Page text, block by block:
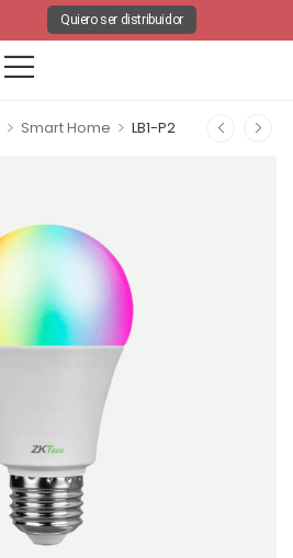
Quiero ser distribuidor
> Smart Home > LB1-P2